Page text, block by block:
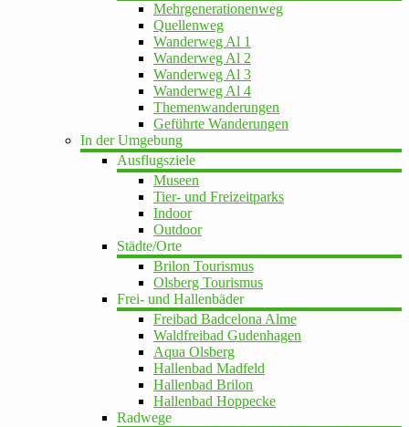
Mehrgenerationenweg
Quellenweg
Wanderweg Al 1
Wanderweg Al 2
Wanderweg Al 3
Wanderweg Al 4
Themenwanderungen
Geführte Wanderungen
In der Umgebung
Ausflugsziele
Museen
Tier- und Freizeitparks
Indoor
Outdoor
Städte/Orte
Brilon Tourismus
Olsberg Tourismus
Frei- und Hallenbäder
Freibad Badcelona Alme
Waldfreibad Gudenhagen
Aqua Olsberg
Hallenbad Madfeld
Hallenbad Brilon
Hallenbad Hoppecke
Radwege